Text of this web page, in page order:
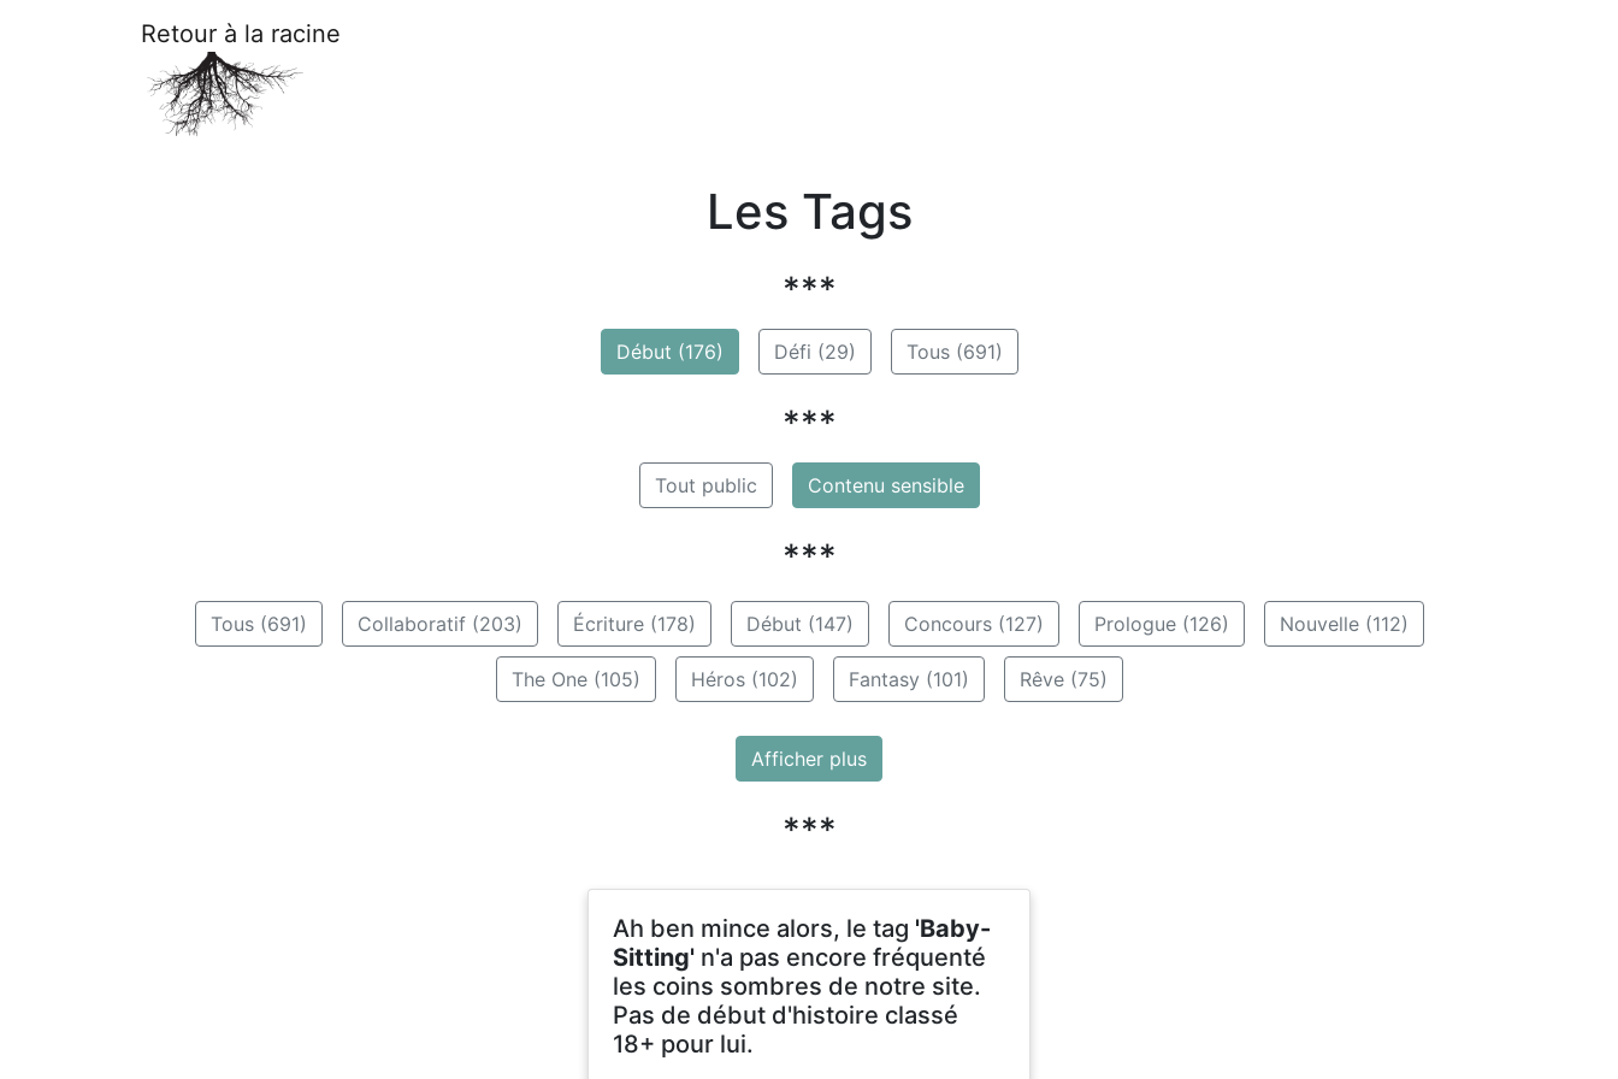
Retour à la racine
Les Tags
***
Début (176) Défi (29) Tous (691)
***
Tout public Contenu sensible
***
Tous (691) Collaboratif (203) Écriture (178) Début (147) Concours (127) Prologue (126) Nouvelle (112)
The One (105) Héros (102) Fantasy (101) Rêve (75)
Afficher plus
***
Ah ben mince alors, le tag 'Baby-
Sitting' n'a pas encore fréquenté
les coins sombres de notre site.
Pas de début d'histoire classé
18+ pour lui.